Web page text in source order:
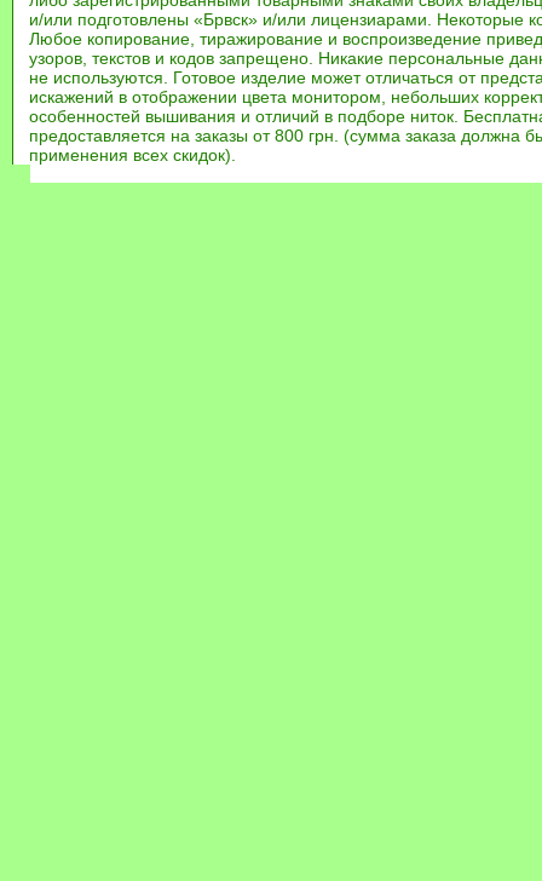
и/или подготовлены «Брвск» и/или лицензиарами. Некоторые
Любое копирование, тиражирование и воспроизведение
узоров, текстов и кодов запрещено. Никакие персональные
не используются. Готовое изделие может отличаться от
искажений в отображении цвета монитором, небольших
особенностей вышивания и отличий в подборе ниток.
предоставляется на заказы от 800 грн. (сумма заказа должна
применения всех скидок).